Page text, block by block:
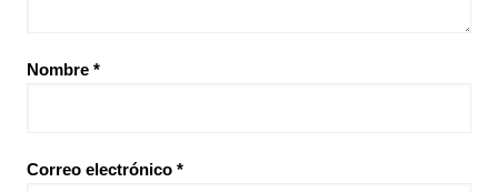
Nombre *
Correo electrónico *